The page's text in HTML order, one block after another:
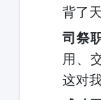
背了
司祭
用、
这对